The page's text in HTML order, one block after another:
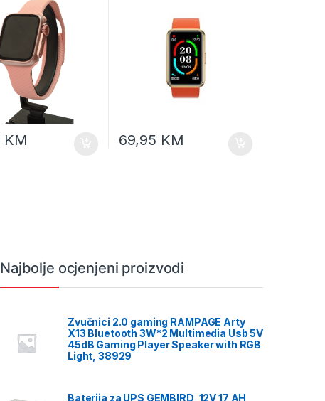
KM 69,95 KM
Najbolje ocjenjeni proizvodi
Zvučnici 2.0 gaming RAMPAGE Arty
X13 Bluetooth 3W*2 Multimedia Usb 5V
45dB Gaming Player Speaker with RGB
Light, 38929
Baterija za UPS GEMBIRD, 12V 17 AH